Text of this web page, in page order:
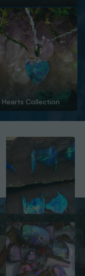
Hearts Collection